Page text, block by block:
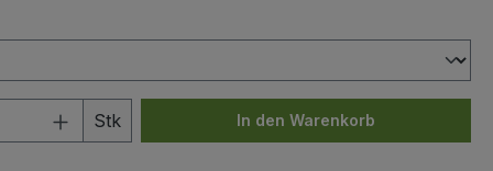
Gib den gewünschten Wert
Stk In den Warenkorb